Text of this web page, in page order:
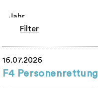
Filter
16.07.2026
F4 Personenrettung